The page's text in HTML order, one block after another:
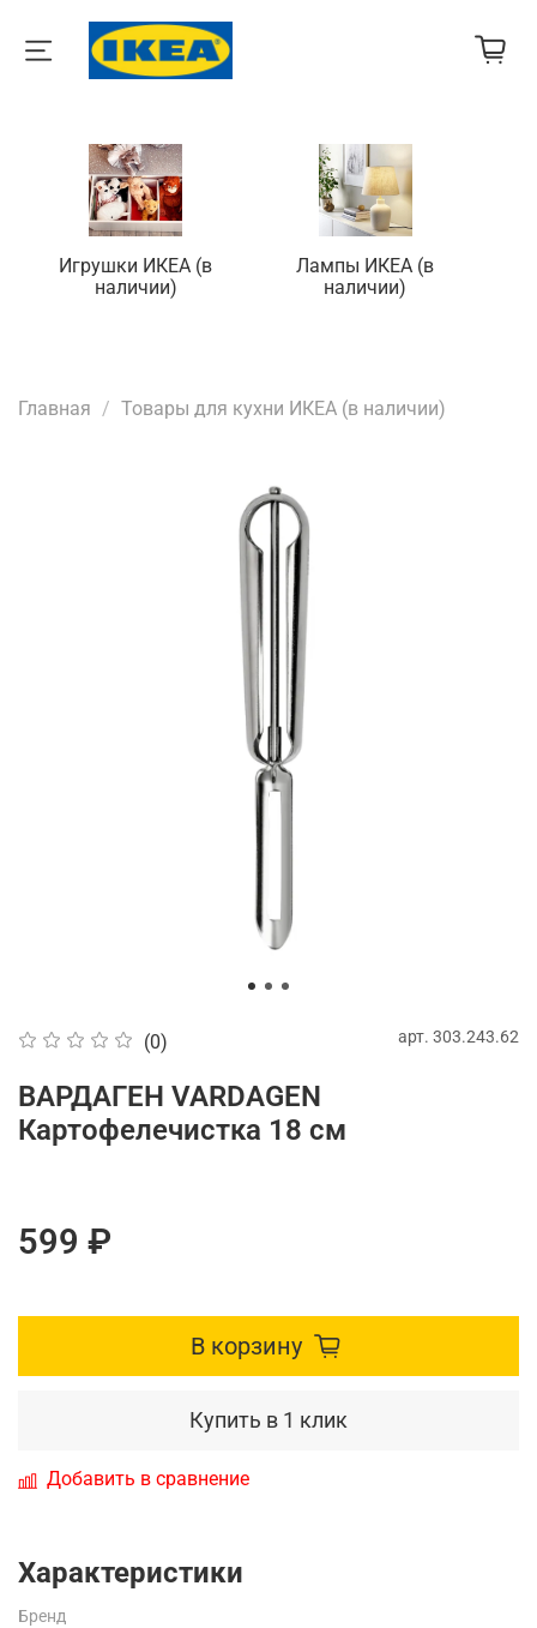
Игрушки ИКЕА (в
наличии)
Лампы ИКЕА (в
наличии)
Главная Товары для кухни ИКЕА (в наличии)
(0) арт. 303.243.62
ВАРДАГЕН VARDAGEN
Картофелечистка 18 см
599 ₽
В корзину
Купить в 1 клик
Добавить в сравнение
Характеристики
Бренд